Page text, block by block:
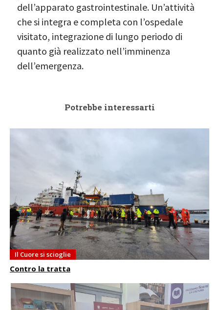
dell’apparato gastrointestinale. Un’attività
che si integra e completa con l’ospedale
visitato, integrazione di lungo periodo di
quanto già realizzato nell’imminenza
dell’emergenza.
Potrebbe interessarti
Il Cuore si scioglie
Contro la tratta